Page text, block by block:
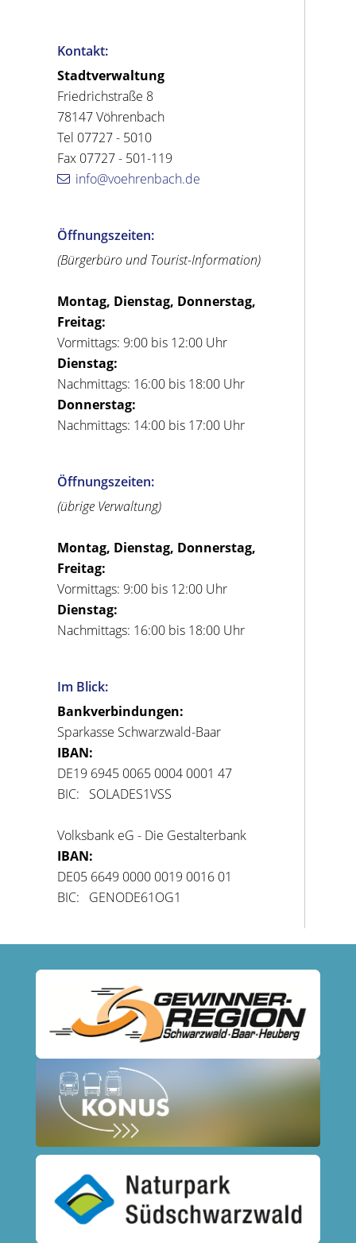
Kontakt:
Stadtverwaltung
Friedrichstraße 8
78147 Vöhrenbach
Tel 07727 - 5010
Fax 07727 - 501-119
info@voehrenbach.de
Öffnungszeiten:
(Bürgerbüro und Tourist-Information)
Montag, Dienstag, Donnerstag,
Freitag:
Vormittags: 9:00 bis 12:00 Uhr
Dienstag:
Nachmittags: 16:00 bis 18:00 Uhr
Donnerstag:
Nachmittags: 14:00 bis 17:00 Uhr
Öffnungszeiten:
(übrige Verwaltung)
Montag, Dienstag, Donnerstag,
Freitag:
Vormittags: 9:00 bis 12:00 Uhr
Dienstag:
Nachmittags: 16:00 bis 18:00 Uhr
Im Blick:
Bankverbindungen:
Sparkasse Schwarzwald-Baar
IBAN:
DE19 6945 0065 0004 0001 47
BIC: SOLADES1VSS
Volksbank eG - Die Gestalterbank
IBAN:
DE05 6649 0000 0019 0016 01
BIC: GENODE61OG1